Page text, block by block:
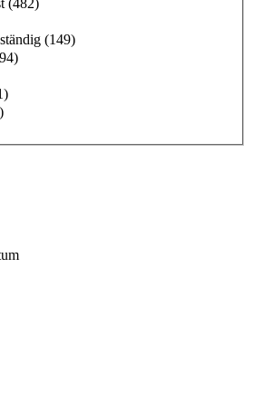
(482)
(149)